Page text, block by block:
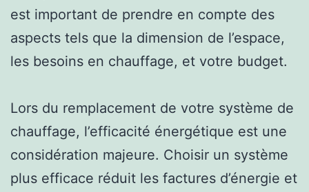
est important de prendre en compte des
aspects tels que la dimension de l’espace,
les besoins en chauffage, et votre budget.
Lors du remplacement de votre système de
chauffage, l’efficacité énergétique est une
considération majeure. Choisir un système
plus efficace réduit les factures d’énergie et